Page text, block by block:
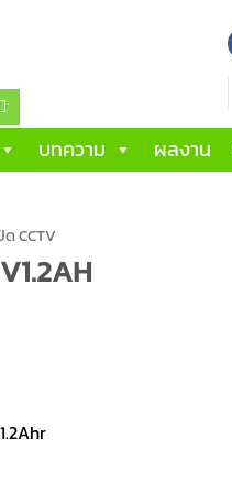
บทความ ผลงาน
CCTV